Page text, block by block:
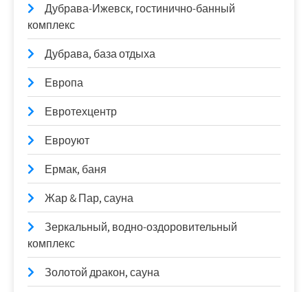
Дубрава-Ижевск, гостинично-банный
комплекс
Дубрава, база отдыха
Европа
Евротехцентр
Евроуют
Ермак, баня
Жар & Пар, сауна
Зеркальный, водно-оздоровительный
комплекс
Золотой дракон, сауна